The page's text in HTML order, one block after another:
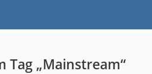
Tag „Mainstream“